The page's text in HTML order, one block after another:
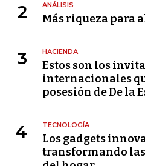
2 ANÁLISIS
Más riqueza para
3 HACIENDA
Estos son los
internacionales
posesión de De la
4 TECNOLOGÍA
Los gadgets
transformando